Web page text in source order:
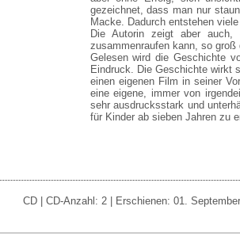
gezeichnet, dass man nur
Macke. Dadurch entstehen
Die Autorin zeigt aber
zusammenraufen kann, so
Gelesen wird die Geschichte
Eindruck. Die Geschichte wirkt
einen eigenen Film in seiner
eine eigene, immer von
sehr ausdrucksstark und
für Kinder ab sieben Jahren zu
CD | CD-Anzahl: 2 | Erschienen: 01.